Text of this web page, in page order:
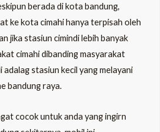
berada di kota bandung,
ke kota cimahi hanya terpisah oleh
jika stasiun cimindi lebih banyak
cimahi dibanding masyarakat
adalag stasiun kecil yang melayani
bandung raya.
cocok untuk anda yang ingirn